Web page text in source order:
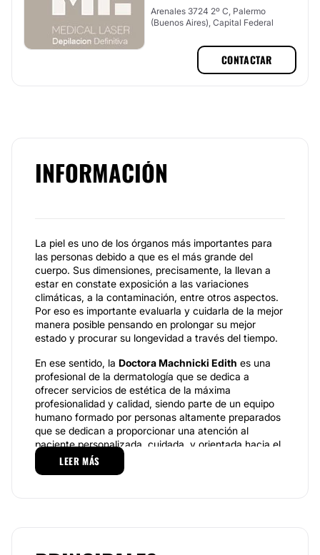
Arenales 3724 2º C, Palermo
(Buenos Aires), Capital Federal
CONTACTAR
INFORMACIÓN
La piel es uno de los órganos más importantes para
las personas debido a que es el más grande del
cuerpo. Sus dimensiones, precisamente, la llevan a
estar en constate exposición a las variaciones
climáticas, a la contaminación, entre otros aspectos.
Por eso es importante evaluarla y cuidarla de la mejor
manera posible pensando en prolongar su mejor
estado y procurar su longevidad a través del tiempo.
En ese sentido, la Doctora Machnicki Edith es una
profesional de la dermatología que se dedica a
ofrecer servicios de estética de la máxima
profesionalidad y calidad, siendo parte de un equipo
humano formado por personas altamente preparados
que se dedican a proporcionar una atención al
paciente personalizada, cuidada, y orientada hacia el
trabajo de manera profesional, ética y comprometida
con cada uno de los procedimientos que el paciente
LEER MÁS